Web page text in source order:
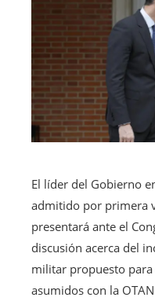
El líder del Gobierno
admitido por primera
presentará ante el
discusión acerca del
militar propuesto
asumidos con la